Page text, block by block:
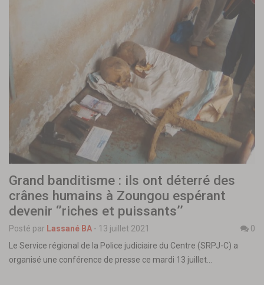
Grand banditisme : ils ont déterré des
crânes humains à Zoungou espérant
devenir ‘’riches et puissants’’
Posté par Lassané BA - 13 juillet 2021
0
Le Service régional de la Police judiciaire du Centre (SRPJ-C) a
organisé une conférence de presse ce mardi 13 juillet…